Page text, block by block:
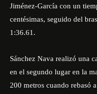
Jiménez-García con un
centésimas, seguido del
1:36.61.
Sánchez Nava realizó una
en el segundo lugar en la
200 metros cuando rebasó